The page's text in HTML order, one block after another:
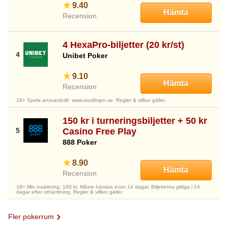
9.40
Recension Hämta
4 HexaPro-biljetter (20 kr/st)
Unibet Poker
9.10
Recension Hämta
18+ Spela ansvarsfullt: www.stodlinjen.se. Regler & villkor gäller.
150 kr i turneringsbiljetter + 50 kr
Casino Free Play
888 Poker
8.90
Recension Hämta
18+ Min insättning: 100 kr. Måste hämtas inom 14 dagar. Biljetterna giltiga i 14
dagar efter uthämtning. Regler & villkor gäller.
Fler pokerrum